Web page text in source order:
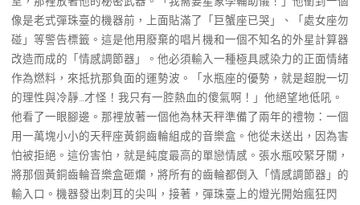
像是老式彈珠臺的機器前，上面貼滿了「巨蟹座已哭」、「處女座勿
碰」等警告標籤。這是他用廢棄的唱片機和一個不知名的外星計算器
改造而成的「情感調節器」。他必須輸入一種極具感染力的正面情緒
作為燃料，來抵抗那負面的運勢波。「水瓶座的優勢，就是超脫一切
的理性與冷靜…才怪！我只有一腔熱血的傻氣啊！」他絕望地低吼。
他看了一眼腳邊。那裡放著一個他為林天秤準備了兩年的禮物：一個
用一萬塊小小的天秤座黃銅齒輪組成的音樂盒。他從未送出，因為害
怕被拒絕。這份害怕，就是純度最高的單戀情感。張水瓶咬緊牙關，
將那個黃銅齒輪音樂盒砸爛，將所有的齒輪都倒入「情感調節器」的
輸入口。機器發出刺耳的尖叫，接著，彈珠臺上的燈光開始瘋狂閃